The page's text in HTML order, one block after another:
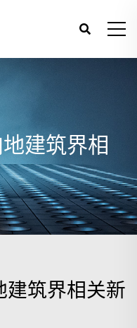
建筑界相
建筑界相关新